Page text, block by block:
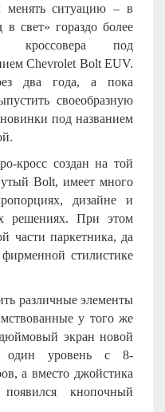
менять ситуацию – в
свет» гораздо более
кроссовера под
Chevrolet Bolt EUV.
два года, а пока
своеобразную
под названием
кросс создан на той
Bolt, имеет много
дизайне и
решениях. При этом
части паркетника, да
стилистике
различные элементы
у того же
экран новой
один уровень с 8-
а вместо джойстика
появился кнопочный